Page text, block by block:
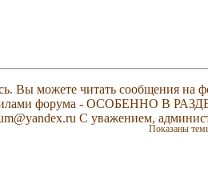
можете читать сообщения на
правилами форума - ОСОБЕННО
С уважением,
Показаны